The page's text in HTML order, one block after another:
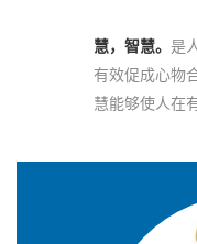
慧，智慧。 是
有效促成心物
慧能够使人在